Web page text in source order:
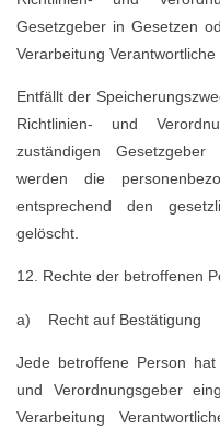
Gesetzgeber in Gesetzen
Verarbeitung
Entfällt der
Richtlinien- und
zuständigen Gesetzgeber
werden die
entsprechend den
gelöscht.
12. Rechte der betroffenen
a) Recht auf Bestätigung
Jede betroffene Person
und Verordnungsgeber
Verarbeitung